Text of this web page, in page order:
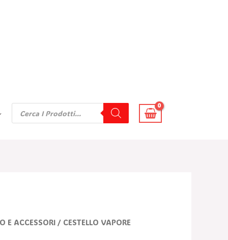
Products
Search
E ACCESSORI / CESTELLO VAPORE